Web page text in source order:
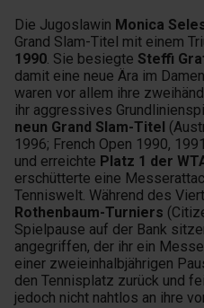
Die Jugoslawin Monica
Grand Slam-Titel mit einem
1990. Sie besiegte Steffi
damit eine neue Ära im
waren vor allem ihre
ihr aggressives
neun Grand Slam-Titel
1996; French Open 1990,
und erreichte Platz 1 der
erschütterte eine
Tenniswelt. Während des
Rothenbaum-Turniers
Spielpause auf der Bank
angegriffen, der ihr ein
einer zweieinhalbjährigen
den Tennisplatz zurück und
jedoch nicht nahtlos an ihre